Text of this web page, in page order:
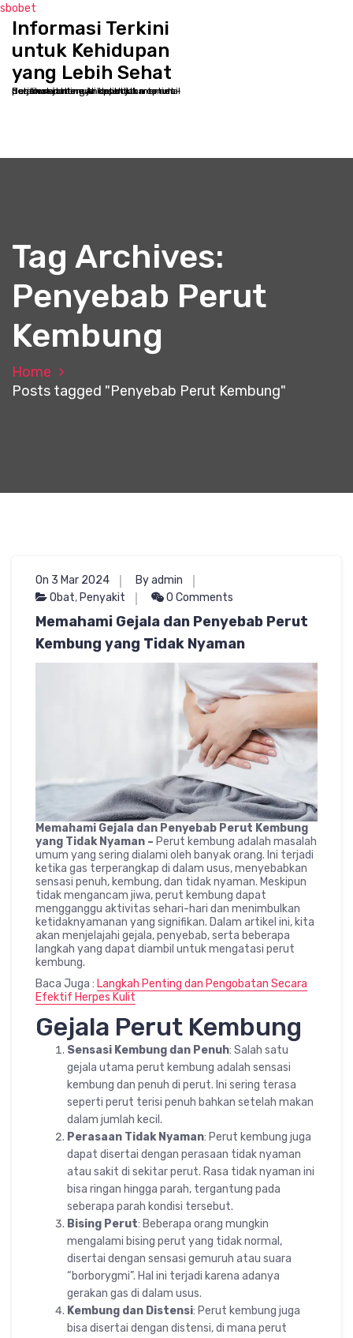
sbobet
Informasi Terkini
untuk Kehidupan
yang Lebih Sehat
Selamat datang di kppbcjakarta.net - Destinasi online Anda untuk memulai perjalanan menuju kesehatan optimal dan kesejahteraan holistik
Tag Archives:
Penyebab Perut
Kembung
Home
Posts tagged "Penyebab Perut Kembung"
On 3 Mar 2024
By admin
Obat, Penyakit 0 Comments
Memahami Gejala dan Penyebab Perut
Kembung yang Tidak Nyaman
Memahami Gejala dan Penyebab Perut Kembung
yang Tidak Nyaman – Perut kembung adalah masalah
umum yang sering dialami oleh banyak orang. Ini terjadi
ketika gas terperangkap di dalam usus, menyebabkan
sensasi penuh, kembung, dan tidak nyaman. Meskipun
tidak mengancam jiwa, perut kembung dapat
mengganggu aktivitas sehari-hari dan menimbulkan
ketidaknyamanan yang signifikan. Dalam artikel ini, kita
akan menjelajahi gejala, penyebab, serta beberapa
langkah yang dapat diambil untuk mengatasi perut
kembung.
Baca Juga : Langkah Penting dan Pengobatan Secara
Efektif Herpes Kulit
Gejala Perut Kembung
Sensasi Kembung dan Penuh: Salah satu
gejala utama perut kembung adalah sensasi
kembung dan penuh di perut. Ini sering terasa
seperti perut terisi penuh bahkan setelah makan
dalam jumlah kecil.
Perasaan Tidak Nyaman: Perut kembung juga
dapat disertai dengan perasaan tidak nyaman
atau sakit di sekitar perut. Rasa tidak nyaman ini
bisa ringan hingga parah, tergantung pada
seberapa parah kondisi tersebut.
Bising Perut: Beberapa orang mungkin
mengalami bising perut yang tidak normal,
disertai dengan sensasi gemuruh atau suara
“borborygmi”. Hal ini terjadi karena adanya
gerakan gas di dalam usus.
Kembung dan Distensi: Perut kembung juga
bisa disertai dengan distensi, di mana perut